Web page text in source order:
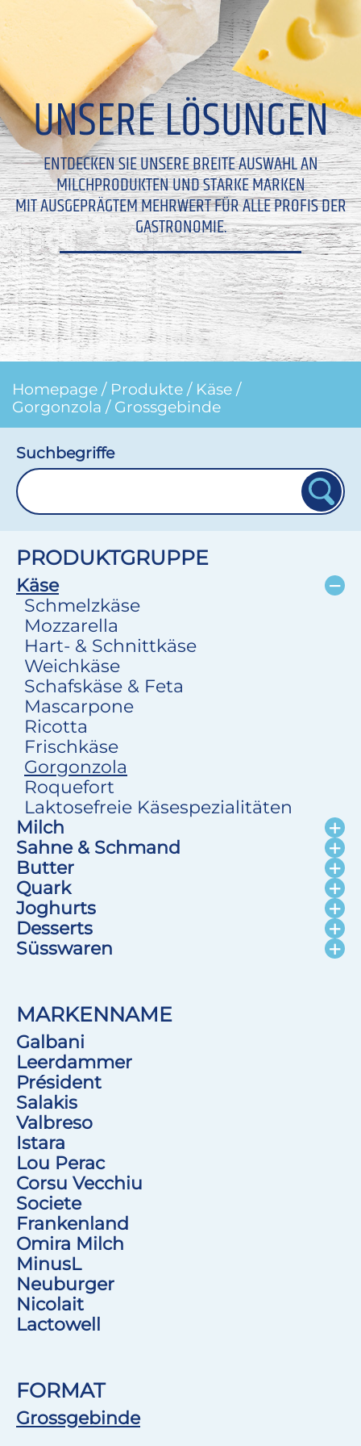
UNSERE LÖSUNGEN
ENTDECKEN SIE UNSERE BREITE AUSWAHL AN
MILCHPRODUKTEN UND STARKE MARKEN
MIT AUSGEPRÄGTEM MEHRWERT FÜR ALLE PROFIS DER
GASTRONOMIE.
Homepage / Produkte / Käse /
Gorgonzola / Grossgebinde
Suchbegriffe
PRODUKTGRUPPE
Käse
Schmelzkäse
Mozzarella
Hart- & Schnittkäse
Weichkäse
Schafskäse & Feta
Mascarpone
Ricotta
Frischkäse
Gorgonzola
Roquefort
Laktosefreie Käsespezialitäten
Milch
Sahne & Schmand
Butter
Quark
Joghurts
Desserts
Süsswaren
MARKENNAME
Galbani
Leerdammer
Président
Salakis
Valbreso
Istara
Lou Perac
Corsu Vecchiu
Societe
Frankenland
Omira Milch
MinusL
Neuburger
Nicolait
Lactowell
FORMAT
Grossgebinde